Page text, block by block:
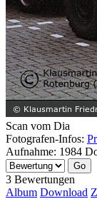
Scan vom Dia
Fotografen-Infos:
Aufnahme: 1984
3 Bewertungen
Album Download